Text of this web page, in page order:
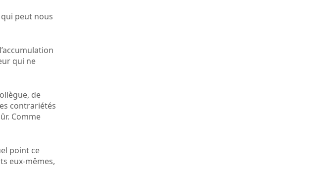
peut nous
qui ne
de
contrariétés
Comme
point ce
eux-mêmes,